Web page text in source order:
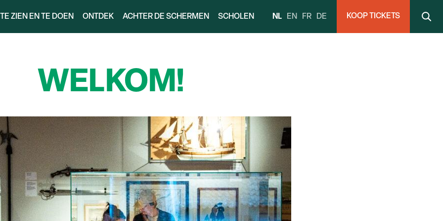
TE ZIEN EN TE DOEN ONTDEK ACHTER DE SCHERMEN SCHOLEN NL EN FR DE KOOP TICKETS
WELKOM!